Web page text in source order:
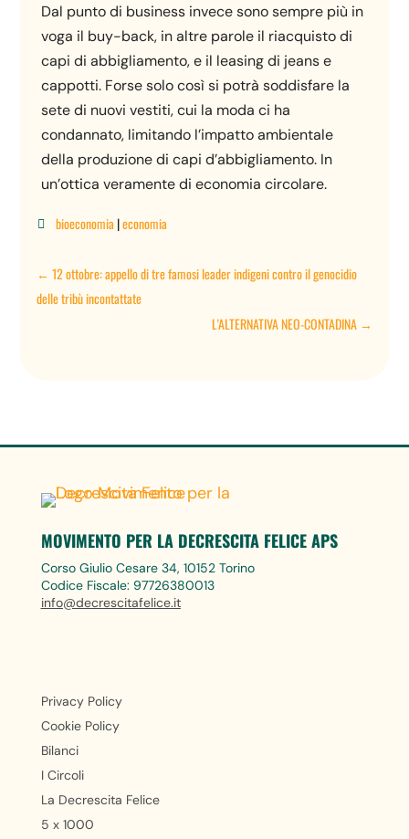
Dal punto di business invece sono sempre più in
voga il buy-back, in altre parole il riacquisto di
capi di abbigliamento, e il leasing di jeans e
cappotti. Forse solo così si potrà soddisfare la
sete di nuovi vestiti, cui la moda ci ha
condannato, limitando l’impatto ambientale
della produzione di capi d’abbigliamento. In
un’ottica veramente di economia circolare.
 bioeconomia |economia
←12 ottobre: appello di tre famosi leader indigeni contro il genocidio
delle tribù incontattate
L'ALTERNATIVA NEO-CONTADINA→
MOVIMENTO PER LA DECRESCITA FELICE APS
Corso Giulio Cesare 34, 10152 Torino
Codice Fiscale: 97726380013
info@decrescitafelice.it
Privacy Policy
Cookie Policy
Bilanci
I Circoli
La Decrescita Felice
5 x 1000